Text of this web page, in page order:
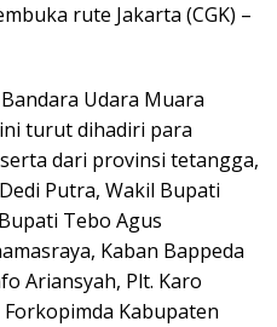
rute Jakarta (CGK) –
Udara Muara
turut dihadiri para
dari provinsi tetangga,
Putra, Wakil Bupati
Tebo Agus
Kaban Bappeda
Ariansyah, Plt. Karo
Forkopimda Kabupaten